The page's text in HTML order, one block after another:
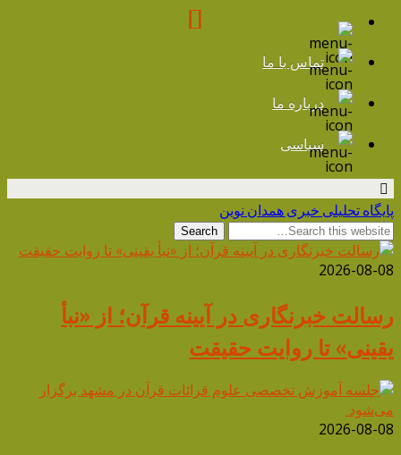
تماس با ما
درباره ما
سیاسی
پایگاه تحلیلی خبری همدان نوین
2026-08-08
رسالت خبرنگاری در آیینه قرآن؛ از «نبأ
یقینی» تا روایت حقیقت
2026-08-08